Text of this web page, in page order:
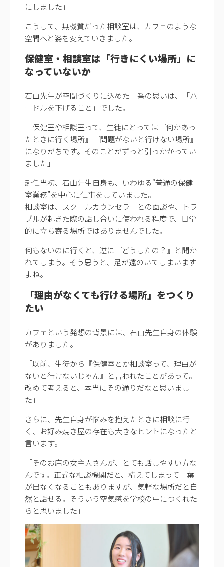
にしました」
こうして、無機質だった相談室は、カフェのような
空間へと姿を変えていきました。
保健室・相談室は「行きにくい場所」に
なっていないか
石山先生が空間づくりに込めた一番の思いは、「ハ
ードルを下げること」でした。
「保健室や相談室って、生徒にとっては『何かあっ
たときに行く場所』『問題がないと行けない場所』
になりがちです。そのことがずっと引っかかってい
ました」
赴任当初、石山先生自身も、いわゆる“普通の保健
室業務”を中心に仕事をしていました。
相談室は、スクールカウンセラーとの面談や、トラ
ブルが起きた際の話し合いに使われる程度で、日常
的に立ち寄る場所ではありませんでした。
何もないのに行くと、逆に『どうしたの？』と聞か
れてしまう。そう思うと、足が遠のいてしまいます
よね。
「理由がなくても行ける場所」をつくり
たい
カフェという発想の背景には、石山先生自身の体験
がありました。
「以前、生徒から『保健室とか相談室って、理由が
ないと行けないじゃん』と言われたことがあって。
改めて考えると、本当にその通りだなと思いまし
た」
さらに、先生自身が悩みを抱えたときに相談に行
く、お好み焼き屋の存在も大きなヒントになったと
言います。
「そのお店の女主人さんが、とても話しやすい方な
んです。正式な相談機関だと、構えてしまって言葉
が出なくなることもありますが、気軽な場所だと自
然と話せる。そういう空気感を学校の中につくれた
らと思いました」